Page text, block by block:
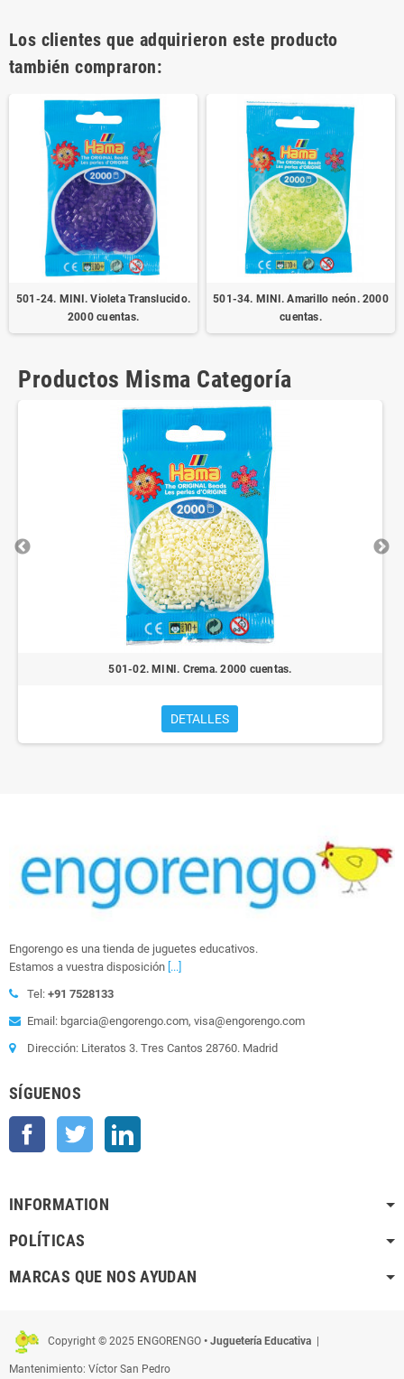
Los clientes que adquirieron este producto
también compraron:
501-24. MINI. Violeta Translucido.
2000 cuentas.
501-34. MINI. Amarillo neón. 2000
cuentas.
Productos Misma Categoría
501-02. MINI. Crema. 2000 cuentas.
DETALLES
Engorengo es una tienda de juguetes educativos.
Estamos a vuestra disposición [...]
Tel: +91 7528133
Email: bgarcia@engorengo.com, visa@engorengo.com
Dirección: Literatos 3. Tres Cantos 28760. Madrid
SÍGUENOS
Facebook Twitter
INFORMATION
POLÍTICAS
MARCAS QUE NOS AYUDAN
Copyright © 2025 ENGORENGO • Juguetería Educativa |
Mantenimiento: Víctor San Pedro